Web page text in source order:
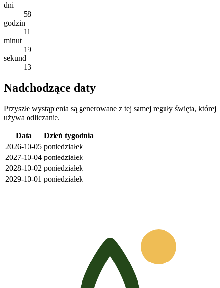
dni
58
godzin
11
minut
19
sekund
13
Nadchodzące daty
Przyszłe wystąpienia są generowane z tej samej reguły święta, której
używa odliczanie.
Data
Dzień tygodnia
2026-10-05 poniedziałek
2027-10-04 poniedziałek
2028-10-02 poniedziałek
2029-10-01 poniedziałek